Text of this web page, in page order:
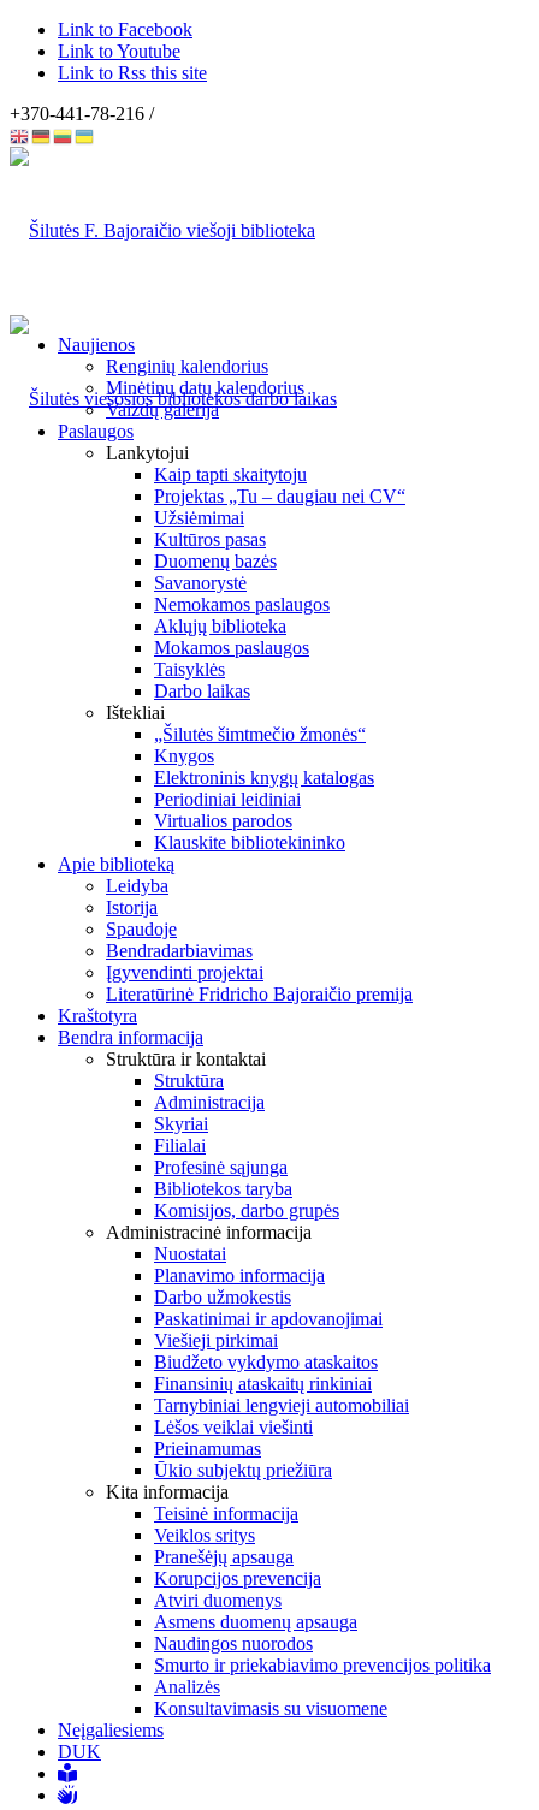
Link to Facebook
Link to Youtube
Link to Rss this site
+370-441-78-216 /
Naujienos
Renginių kalendorius
Minėtinų datų kalendorius
Vaizdų galerija
Paslaugos
Lankytojui
Kaip tapti skaitytoju
Projektas „Tu – daugiau nei CV“
Užsiėmimai
Kultūros pasas
Duomenų bazės
Savanorystė
Nemokamos paslaugos
Aklųjų biblioteka
Mokamos paslaugos
Taisyklės
Darbo laikas
Ištekliai
„Šilutės šimtmečio žmonės“
Knygos
Elektroninis knygų katalogas
Periodiniai leidiniai
Virtualios parodos
Klauskite bibliotekininko
Apie biblioteką
Leidyba
Istorija
Spaudoje
Bendradarbiavimas
Įgyvendinti projektai
Literatūrinė Fridricho Bajoraičio premija
Kraštotyra
Bendra informacija
Struktūra ir kontaktai
Struktūra
Administracija
Skyriai
Filialai
Profesinė sąjunga
Bibliotekos taryba
Komisijos, darbo grupės
Administracinė informacija
Nuostatai
Planavimo informacija
Darbo užmokestis
Paskatinimai ir apdovanojimai
Viešieji pirkimai
Biudžeto vykdymo ataskaitos
Finansinių ataskaitų rinkiniai
Tarnybiniai lengvieji automobiliai
Lėšos veiklai viešinti
Prieinamumas
Ūkio subjektų priežiūra
Kita informacija
Teisinė informacija
Veiklos sritys
Pranešėjų apsauga
Korupcijos prevencija
Atviri duomenys
Asmens duomenų apsauga
Naudingos nuorodos
Smurto ir priekabiavimo prevencijos politika
Analizės
Konsultavimasis su visuomene
Neįgaliesiems
DUK